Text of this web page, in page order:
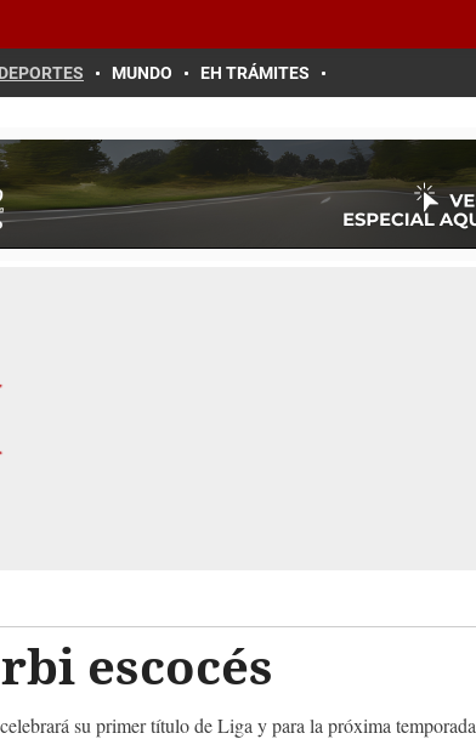
DEPORTES MUNDO EH TRÁMITES
escocés
su primer título de Liga y para la próxima temporada